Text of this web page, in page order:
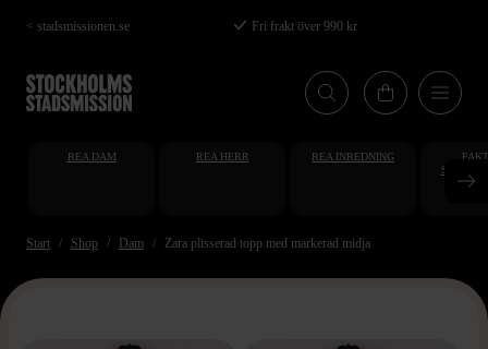
Hoppa
till
huvudinnehåll
< stadsmissionen.se Fri frakt över 990 kr
REA DAM REA HERR REA INREDNING
Start Shop Dam Zara plisserad topp med markerad midja